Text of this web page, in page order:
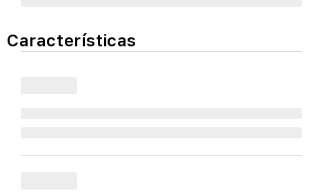
Características